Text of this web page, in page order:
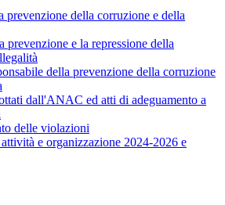
prevenzione della corruzione e della
prevenzione e la repressione della
della prevenzione della corruzione
dall'ANAC ed atti di adeguamento a
delle violazioni
e organizzazione 2024-2026 e